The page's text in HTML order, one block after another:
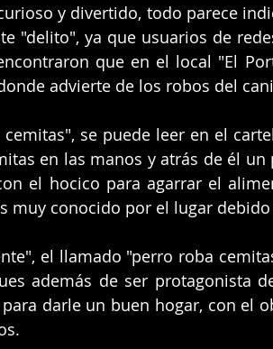
y divertido, todo parece
"delito", ya que usuarios de
que en el local "El
advierte de los robos del
se puede leer en el
en las manos y atrás de él
el hocico para agarrar el
muy conocido por el lugar
el llamado "perro roba
además de ser protagonista
darle un buen hogar, con el